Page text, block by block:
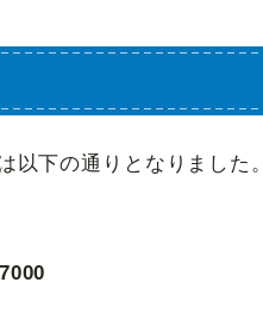
以下の通りとなりました。